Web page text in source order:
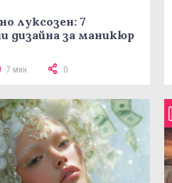
луксозен: 7
дизайна за маникюр
7 мин 0